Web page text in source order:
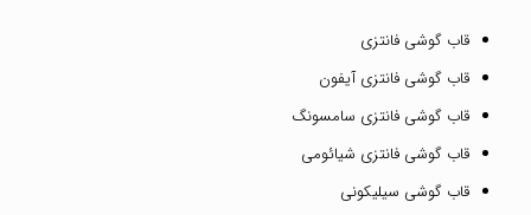
قاب گوشی فانتزی
قاب گوشی فانتزی آیفون
قاب گوشی فانتزی سامسونگ
قاب گوشی فانتزی شیائومی
قاب گوشی سیلیکونی